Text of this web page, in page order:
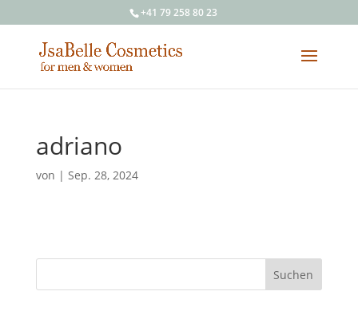
+41 79 258 80 23
adriano
von | Sep. 28, 2024